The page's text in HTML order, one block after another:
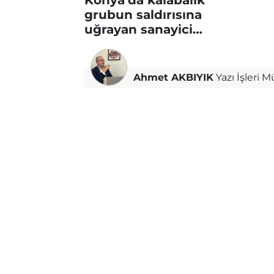
grubun saldırısına
uğrayan sanayici
Ahmet AKBIYIK Yazı İşleri